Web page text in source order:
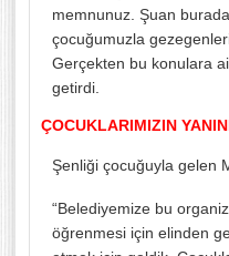
memnunuz. Şuan
çocuğumuzla
Gerçekten bu konulara
getirdi.
ÇOCUKLARIMIZIN
Şenliği çocuğuyla gelen
“Belediyemize bu
öğrenmesi için elinden